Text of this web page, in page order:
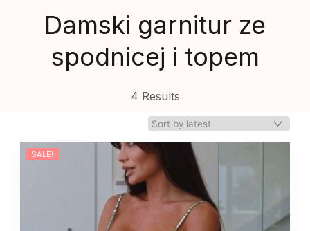
Damski garnitur ze
spodnicej i topem
4 Results
SALE!